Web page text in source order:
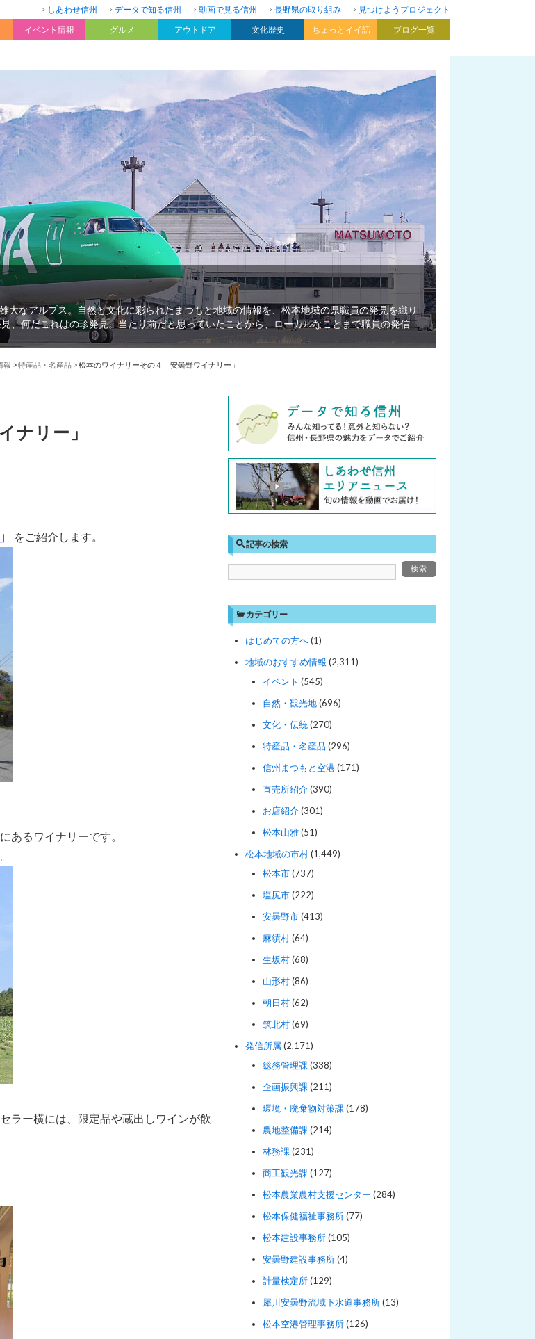
しあわせ信州 データで知る信州 動画で見る信州 長野県の取り組み
見つけようプロジェクト
イベント情報 グルメ アウトドア 文化歴史 ちょっとイイ話 ブログ一覧
大なアルプス。自然と文化に彩られたまつもと地域の情報を、松本地域の県職員の発見を織り
、何だこれはの珍発見。当たり前だと思っていたことから、ローカルなことまで職員の発信
報 >特産品・名産品 >松本のワイナリーその４「安曇野ワイナリー」
ナリー」
をご紹介します。
あるワイナリーです。
ラー横には、限定品や蔵出しワインが飲
記事の検索
カテゴリー
はじめての方へ(1)
地域のおすすめ情報 (2,311)
イベント (545)
自然・観光地(696)
文化・伝統(270)
特産品・名産品 (296)
信州まつもと空港(171)
直売所紹介(390)
お店紹介(301)
松本山雅(51)
松本地域の市村(1,449)
松本市(737)
塩尻市(222)
安曇野市(413)
麻績村(64)
生坂村(68)
山形村(86)
朝日村(62)
筑北村(69)
発信所属(2,171)
総務管理課(338)
企画振興課(211)
環境・廃棄物対策課(178)
農地整備課(214)
林務課(231)
商工観光課(127)
松本農業農村支援センター (284)
松本保健福祉事務所(77)
松本建設事務所(105)
安曇野建設事務所(4)
計量検定所(129)
犀川安曇野流域下水道事務所(13)
松本空港管理事務所(126)